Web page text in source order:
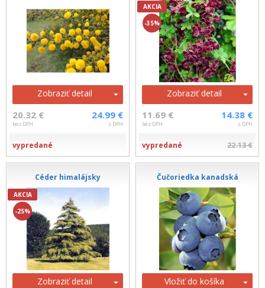
Zobraziť detail
20.32 €
bez DPH
24.99 €
s DPH
vypredané
AKCIA
-35%
Zobraziť detail
11.69 €
bez DPH
14.38 €
s DPH
vypredané 22.13 €
Céder himalájsky
AKCIA
-25%
Zobraziť detail
Čučoriedka kanadská
Vložiť do košíka